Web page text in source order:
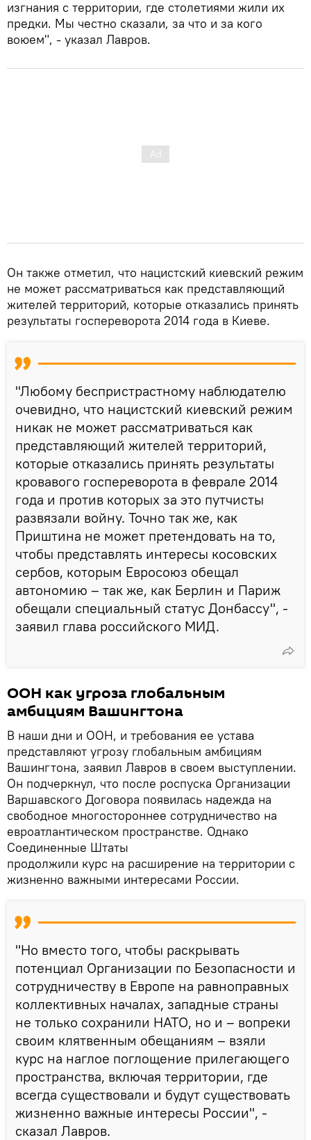
изгнания с территории, где столетиями жили их
предки. Мы честно сказали, за что и за кого
воюем", - указал Лавров.
Он также отметил, что нацистский киевский режим
не может рассматриваться как представляющий
жителей территорий, которые отказались принять
результаты госпереворота 2014 года в Киеве.
"Любому беспристрастному наблюдателю
очевидно, что нацистский киевский режим
никак не может рассматриваться как
представляющий жителей территорий,
которые отказались принять результаты
кровавого госпереворота в феврале 2014
года и против которых за это путчисты
развязали войну. Точно так же, как
Приштина не может претендовать на то,
чтобы представлять интересы косовских
сербов, которым Евросоюз обещал
автономию – так же, как Берлин и Париж
обещали специальный статус Донбассу", -
заявил глава российского МИД.
ООН как угроза глобальным
амбициям Вашингтона
В наши дни и ООН, и требования ее устава
представляют угрозу глобальным амбициям
Вашингтона, заявил Лавров в своем выступлении.
Он подчеркнул, что после роспуска Организации
Варшавского Договора появилась надежда на
свободное многостороннее сотрудничество на
евроатлантическом пространстве. Однако
Соединенные Штаты
продолжили курс на расширение на территории с
жизненно важными интересами России.
"Но вместо того, чтобы раскрывать
потенциал Организации по Безопасности и
сотрудничеству в Европе на равноправных
коллективных началах, западные страны
не только сохранили НАТО, но и – вопреки
своим клятвенным обещаниям – взяли
курс на наглое поглощение прилегающего
пространства, включая территории, где
всегда существовали и будут существовать
жизненно важные интересы России", -
сказал Лавров.